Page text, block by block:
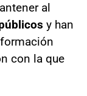
al
y han
con la que